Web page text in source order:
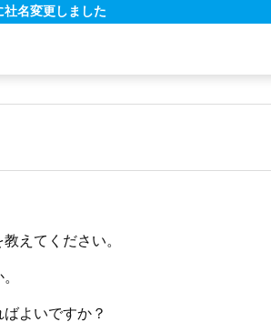
社名変更しました
えてください。
よいですか？